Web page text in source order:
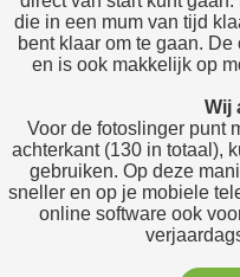
die in een mum van tijd
bent klaar om te gaan.
en is ook makkelijk op
Wij
Voor de fotoslinger punt
achterkant (130 in totaal),
gebruiken. Op deze
sneller en op je mobiele
online software ook